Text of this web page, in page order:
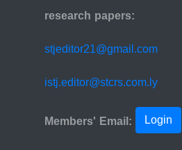
research papers:
stjeditor21@gmail.com
istj.editor@stcrs.com.ly
Members' Email:
Login